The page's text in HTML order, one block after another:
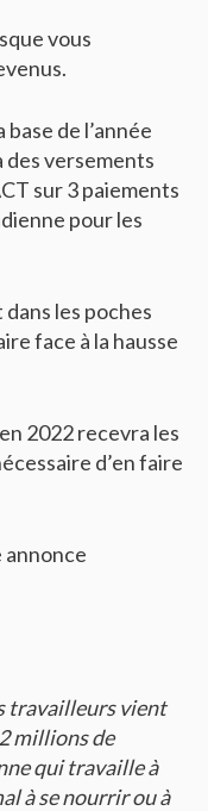
vous
de l’année
des versements
sur 3 paiements
pour les
les poches
face à la hausse
2022 recevra les
d’en faire
annonce
travailleurs vient
millions de
qui travaille à
à se nourrir ou à